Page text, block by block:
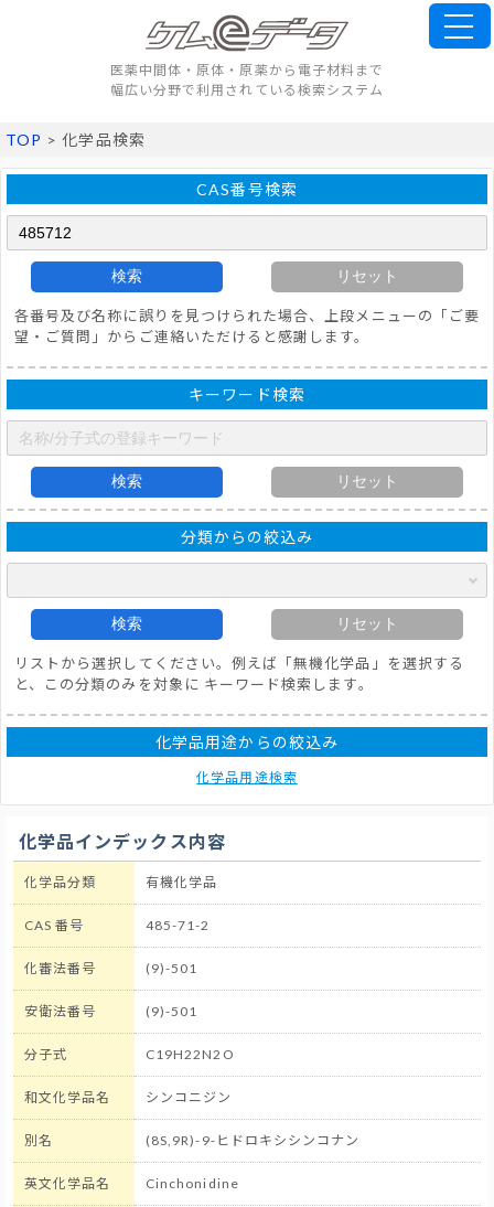
医薬中間体・原体・原薬から電子材料まで
幅広い分野で利用されている検索システム
TOP > 化学品検索
CAS番号検索
検索 リセット
各番号及び名称に誤りを見つけられた場合、上段メニューの「ご要
望・ご質問」からご連絡いただけると感謝します。
キーワード検索
検索 リセット
分類からの絞込み
検索 リセット
リストから選択してください。例えば「無機化学品」を選択する
と、この分類のみを対象に キーワード検索します。
化学品用途からの絞込み
化学品用途検索
化学品インデックス内容
化学品分類 有機化学品
CAS 番号 485-71-2
化審法番号 (9)-501
安衛法番号 (9)-501
分子式 C19H22N2O
和文化学品名 シンコニジン
別名 (8S,9R)-9-ヒドロキシシンコナン
英文化学品名 Cinchonidine